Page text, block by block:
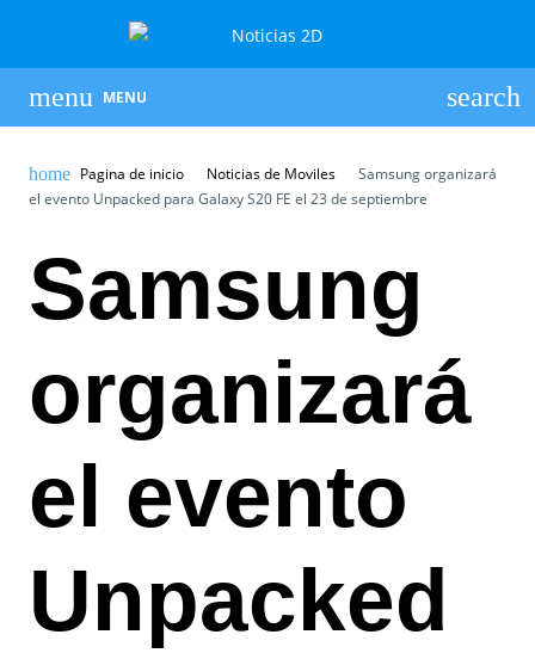
MENU
Pagina de inicio Noticias de Moviles
Samsung organizará
el evento Unpacked para Galaxy S20 FE el 23 de septiembre
Samsung
organizará
el evento
Unpacked